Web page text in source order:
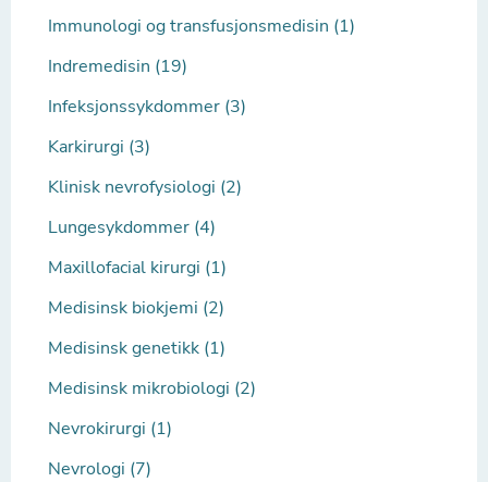
Immunologi og transfusjonsmedisin (1)
Indremedisin (19)
Infeksjonssykdommer (3)
Karkirurgi (3)
Klinisk nevrofysiologi (2)
Lungesykdommer (4)
Maxillofacial kirurgi (1)
Medisinsk biokjemi (2)
Medisinsk genetikk (1)
Medisinsk mikrobiologi (2)
Nevrokirurgi (1)
Nevrologi (7)